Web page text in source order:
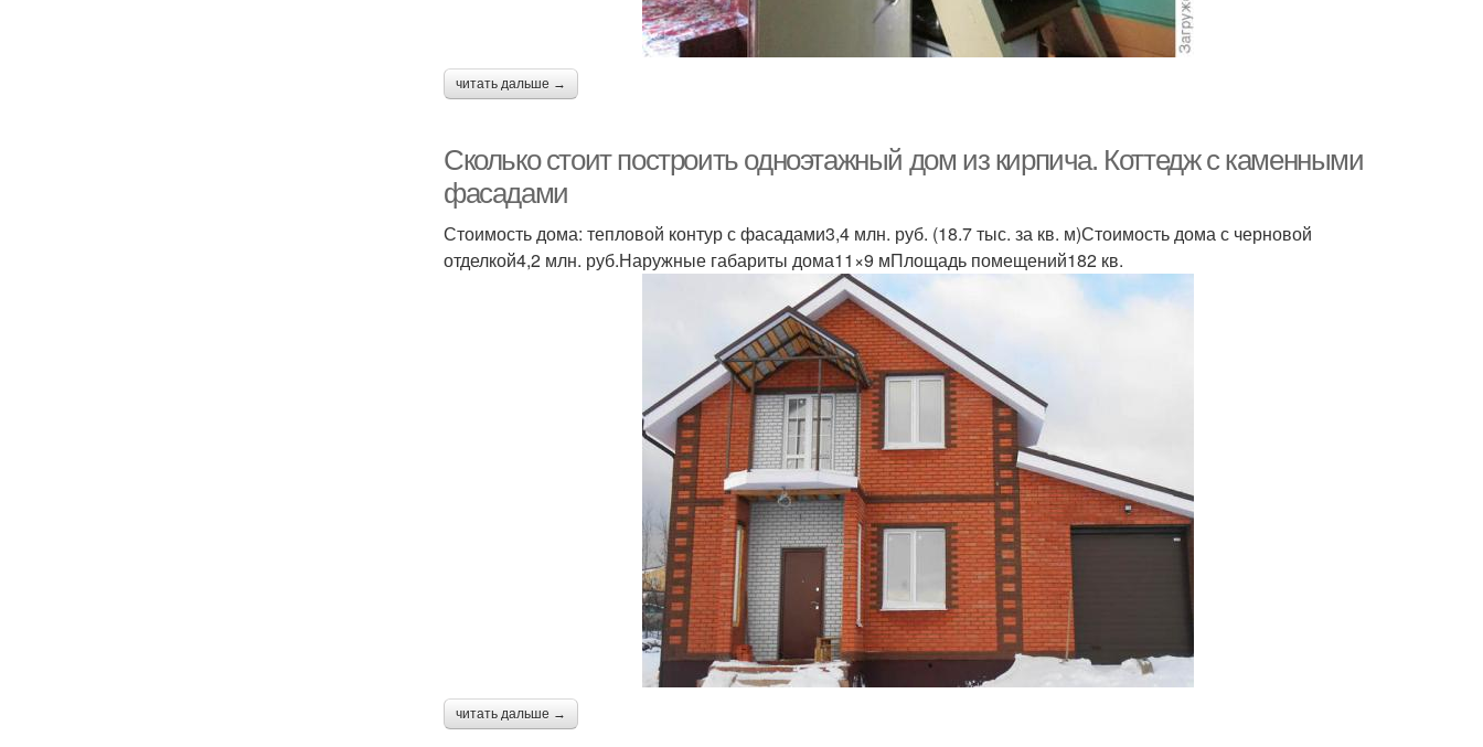
читать дальше →
Сколько стоит построить одноэтажный дом из кирпича. Коттедж с каменными
фасадами
Стоимость дома: тепловой контур с фасадами3,4 млн. руб. (18.7 тыс. за кв. м)Стоимость дома с черновой
отделкой4,2 млн. руб.Наружные габариты дома11×9 мПлощадь помещений182 кв.
читать дальше →